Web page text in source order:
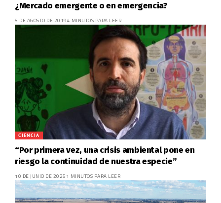
¿Mercado emergente o en emergencia?
5 DE AGOSTO DE 20194 MINUTOS PARA LEER
CIENCIA
“Por primera vez, una crisis ambiental pone en
riesgo la continuidad de nuestra especie”
10 DE JUNIO DE 2025 1 MINUTOS PARA LEER